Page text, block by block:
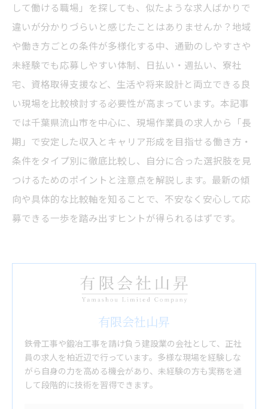
して働ける職場」を探しても、似たような求人ばかりで
違いが分かりづらいと感じたことはありませんか？地域
や働き方ごとの条件が多様化する中、通勤のしやすさや
未経験でも応募しやすい体制、日払い・週払い、寮社
宅、資格取得支援など、生活や将来設計と両立できる良
い現場を比較検討する必要性が高まっています。本記事
では千葉県流山市を中心に、現場作業員の求人から「長
期」で安定した収入とキャリア形成を目指せる働き方・
条件をタイプ別に徹底比較し、自分に合った選択肢を見
つけるためのポイントと注意点を解説します。最新の傾
向や具体的な比較軸を知ることで、不安なく安心して応
募できる一歩を踏み出すヒントが得られるはずです。
有限会社山昇
鉄骨工事や鍛冶工事を請け負う建設業の会社として、正社
員の求人を柏近辺で行っています。多様な現場を経験しな
がら自身の力を高める機会があり、未経験の方も実務を通
して段階的に技術を習得できます。